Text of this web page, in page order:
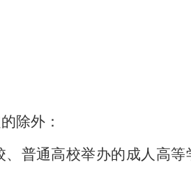
除外：
普通高校举办的成人高等